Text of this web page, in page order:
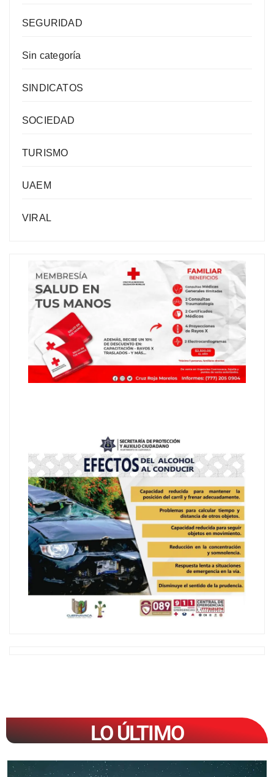
SEGURIDAD
Sin categoría
SINDICATOS
SOCIEDAD
TURISMO
UAEM
VIRAL
LO ÚLTIMO